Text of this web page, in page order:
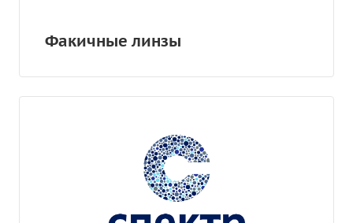
Факичные линзы